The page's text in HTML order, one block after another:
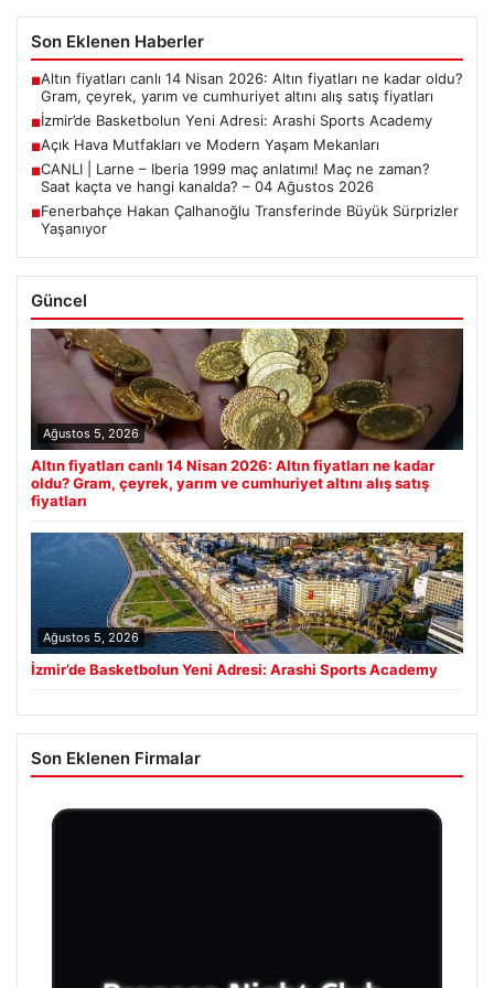
Son Eklenen Haberler
■Altın fiyatları canlı 14 Nisan 2026: Altın fiyatları ne kadar oldu?
Gram, çeyrek, yarım ve cumhuriyet altını alış satış fiyatları
■İzmir’de Basketbolun Yeni Adresi: Arashi Sports Academy
■Açık Hava Mutfakları ve Modern Yaşam Mekanları
■CANLI | Larne – Iberia 1999 maç anlatımı! Maç ne zaman?
Saat kaçta ve hangi kanalda? – 04 Ağustos 2026
■Fenerbahçe Hakan Çalhanoğlu Transferinde Büyük Sürprizler
Yaşanıyor
Güncel
Ağustos 5, 2026
Altın fiyatları canlı 14 Nisan 2026: Altın fiyatları ne kadar
oldu? Gram, çeyrek, yarım ve cumhuriyet altını alış satış
fiyatları
Ağustos 5, 2026
İzmir’de Basketbolun Yeni Adresi: Arashi Sports Academy
Son Eklenen Firmalar